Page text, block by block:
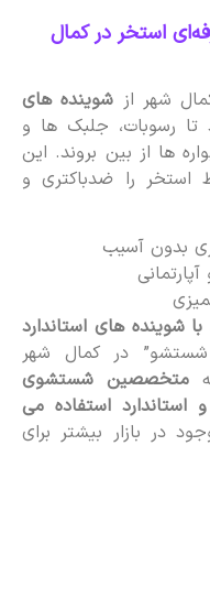
استخر در کمال
شهر از شوینده های
رسوبات، جلبک ها و
ها از بین بروند. این
استخر را ضدباکتری و
بدون آسیب
های استاندارد
در کمال شهر
متخصصین شستشوی
استفاده می
در بازار بیشتر برای